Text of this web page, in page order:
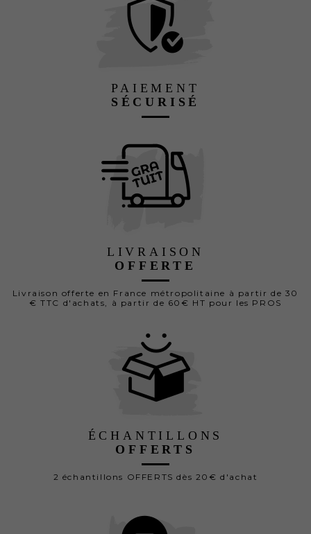
PAIEMENT
SÉCURISÉ
LIVRAISON
OFFERTE
Livraison offerte en France métropolitaine à partir de 30
€ TTC d'achats, à partir de 60€ HT pour les PROS
ÉCHANTILLONS
OFFERTS
2 échantillons OFFERTS dès 20€ d'achat